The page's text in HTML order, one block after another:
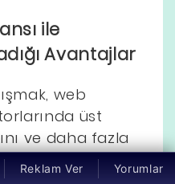
ile
Avantajlar
web
üst
ve daha fazla
Reklam Ver Yorumlar